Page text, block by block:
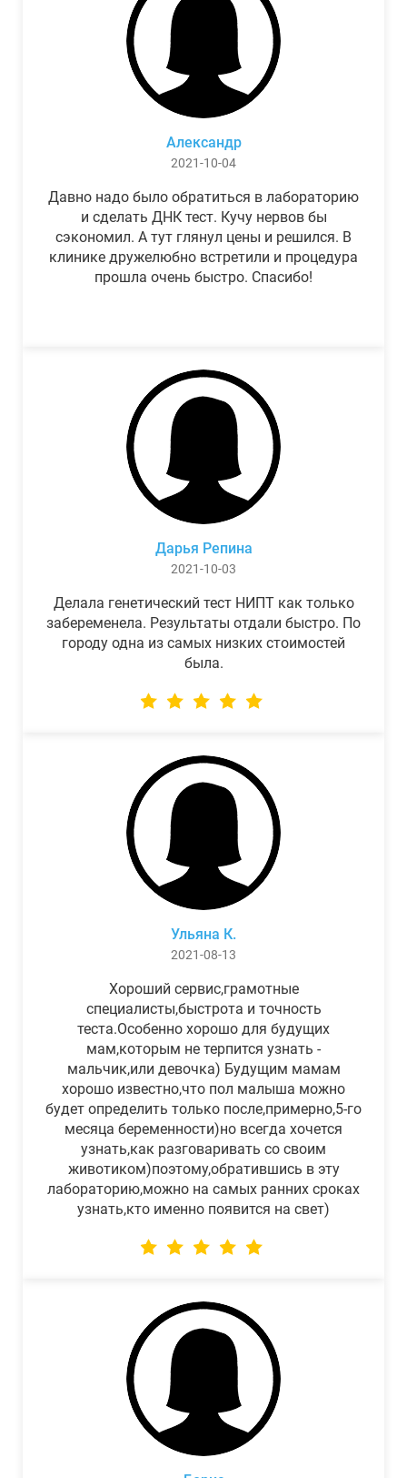
Александр
2021-10-04
Давно надо было обратиться в лабораторию
и сделать ДНК тест. Кучу нервов бы
сэкономил. А тут глянул цены и решился. В
клинике дружелюбно встретили и процедура
прошла очень быстро. Спасибо!
Дарья Репина
2021-10-03
Делала генетический тест НИПТ как только
забеременела. Результаты отдали быстро. По
городу одна из самых низких стоимостей
была.
Ульяна К.
2021-08-13
Хороший сервис,грамотные
специалисты,быстрота и точность
теста.Особенно хорошо для будущих
мам,которым не терпится узнать -
мальчик,или девочка) Будущим мамам
хорошо известно,что пол малыша можно
будет определить только после,примерно,5-го
месяца беременности)но всегда хочется
узнать,как разговаривать со своим
животиком)поэтому,обратившись в эту
лабораторию,можно на самых ранних сроках
узнать,кто именно появится на свет)